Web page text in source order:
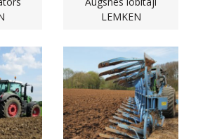
LEMKEN